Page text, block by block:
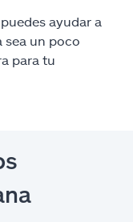
ayudar a
sea un poco
para tu